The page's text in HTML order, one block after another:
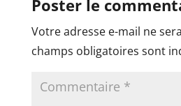
Poster le
Votre adresse e-mail ne
champs obligatoires sont